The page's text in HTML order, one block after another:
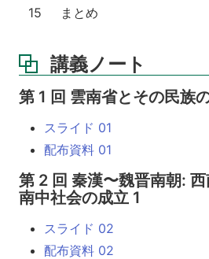
15 まとめ
講義ノート
第 1 回 雲南省とその民族
スライド 01
配布資料 01
第 2 回 秦漢〜魏晋南朝:
南中社会の成立 1
スライド 02
配布資料 02